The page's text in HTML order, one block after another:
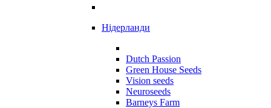
Нідерланди
Dutch Passion
Green House Seeds
Vision seeds
Neuroseeds
Barneys Farm